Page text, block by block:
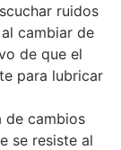
ruidos
cambiar de
de que el
para lubricar
de cambios
se resiste al